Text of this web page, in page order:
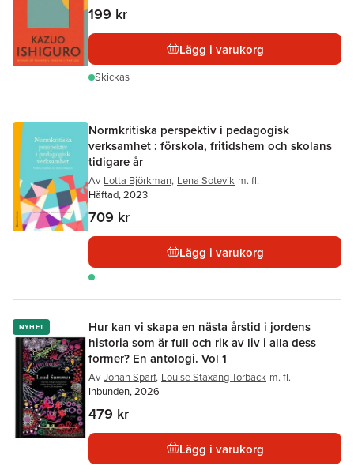
199 kr
Lägg i varukorg
Skickas
Normkritiska perspektiv i pedagogisk
verksamhet : förskola, fritidshem och skolans
tidigare år
Av Lotta Björkman, Lena Sotevik m. fl.
Häftad, 2023
709 kr
Lägg i varukorg
NYHET
Hur kan vi skapa en nästa årstid i jordens
historia som är full och rik av liv i alla dess
former? En antologi. Vol 1
Av Johan Sparf, Louise Staxäng Torbäck m. fl.
Inbunden, 2026
479 kr
Lägg i varukorg